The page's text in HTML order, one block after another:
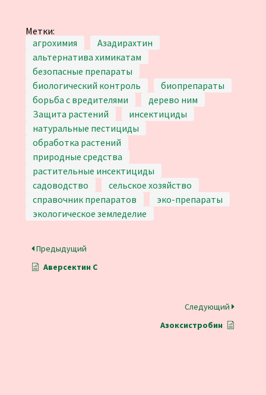
Метки:
агрохимия
Азадирахтин
альтернатива химикатам
безопасные препараты
биологический контроль
биопрепараты
борьба с вредителями
дерево ним
Защита растений
инсектициды
натуральные пестициды
обработка растений
природные средства
растительные инсектициды
садоводство
сельское хозяйство
справочник препаратов
эко-препараты
экологическое земледелие
Предыдущий
Аверсектин С
Следующий
Азоксистробин